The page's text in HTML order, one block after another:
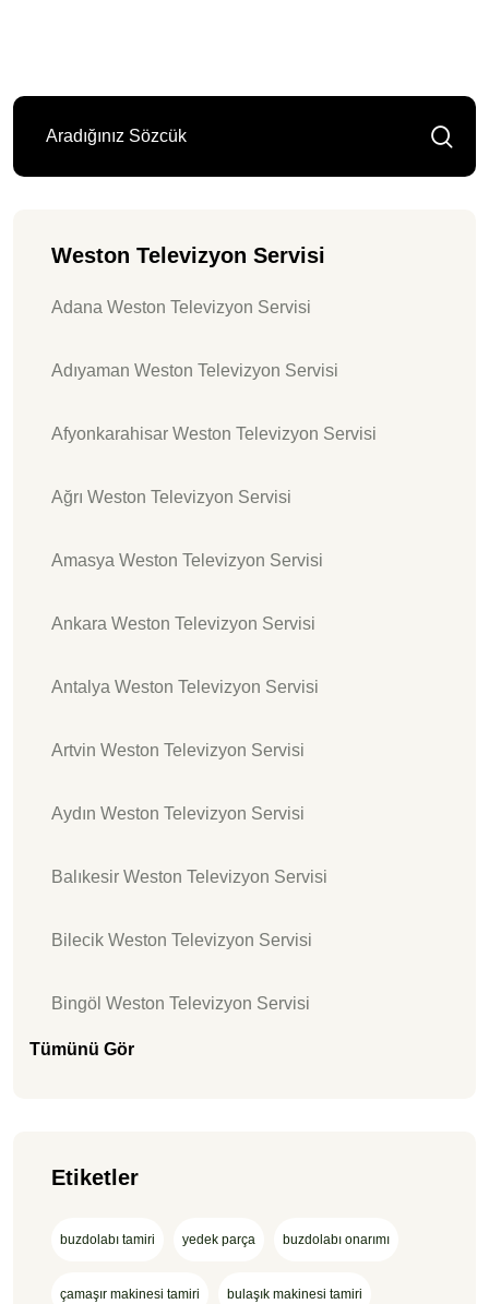
Weston Televizyon Servisi
Adana Weston Televizyon Servisi
Adıyaman Weston Televizyon Servisi
Afyonkarahisar Weston Televizyon Servisi
Ağrı Weston Televizyon Servisi
Amasya Weston Televizyon Servisi
Ankara Weston Televizyon Servisi
Antalya Weston Televizyon Servisi
Artvin Weston Televizyon Servisi
Aydın Weston Televizyon Servisi
Balıkesir Weston Televizyon Servisi
Bilecik Weston Televizyon Servisi
Bingöl Weston Televizyon Servisi
Tümünü Gör
Etiketler
buzdolabı tamiri yedek parça buzdolabı onarımı
çamaşır makinesi tamiri bulaşık makinesi tamiri